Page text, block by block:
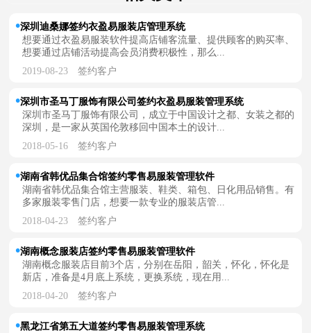
深圳迪桑娜签约衣盈易服装店管理系统
想要通过衣盈易服装软件提高店铺客流量、提供顾客的购买率、
想要通过店铺活动提高会员消费积极性，那么...
2019-08-23 签约客户
深圳市圣马丁服饰有限公司签约衣盈易服装管理系统
深圳市圣马丁服饰有限公司，成立于中国设计之都、女装之都的
深圳，是一家从英国伦敦移回中国本土的设计...
2018-05-16 签约客户
湖南省韩优品集合馆签约零售易服装管理软件
湖南省韩优品集合馆主营服装、鞋类、箱包、日化用品销售。有
多家服装零售门店，想要一款专业的服装店管...
2018-04-23 签约客户
湖南概念服装店签约零售易服装管理软件
湖南概念服装店目前3个店，分别在岳阳，韶关，怀化，怀化是
新店，准备是4月底上系统，更换系统，现在用...
2018-04-20 签约客户
黑龙江省第五大道签约零售易服装管理系统